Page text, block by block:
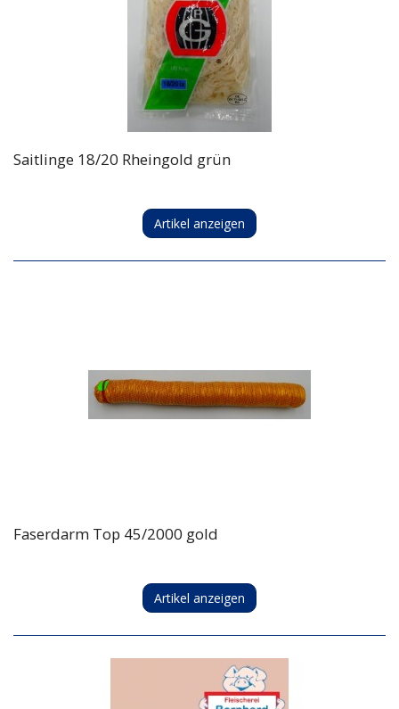
Saitlinge 18/20 Rheingold grün
Artikel anzeigen
Faserdarm Top 45/2000 gold
Artikel anzeigen